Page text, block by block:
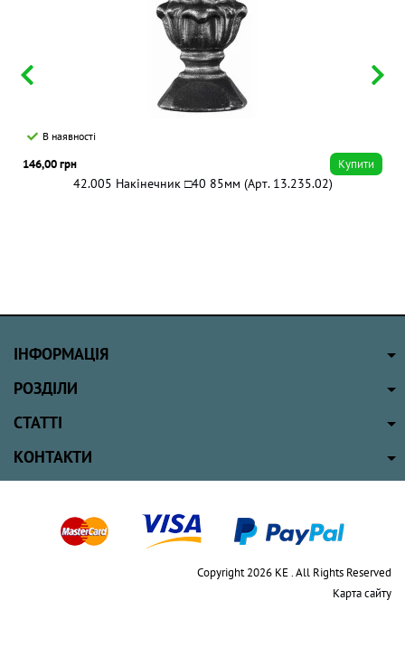
В наявності
146,00 грн Купити
42.005 Накінечник □40 85мм (Арт. 13.235.02)
ІНФОРМАЦІЯ
РОЗДІЛИ
СТАТТІ
КОНТАКТИ
Copyright 2026 КЕ . All Rights Reserved
Карта сайту